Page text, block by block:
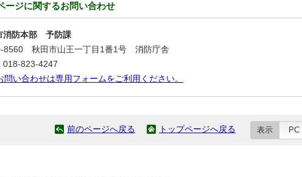
ージに関するお問い合わせ
消防本部 予防課
8560 秋田市山王一丁目1番1号 消防庁舎
018-823-4247
問い合わせは専用フォームをご利用ください。
前のページへ戻る トップページへ戻る 表示 PC